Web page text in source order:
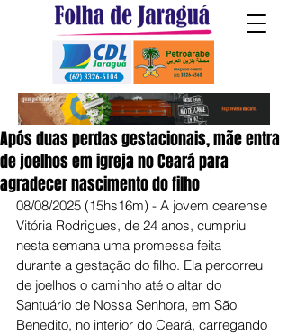
Após duas perdas gestacionais, mãe entra
de joelhos em igreja no Ceará para
agradecer nascimento do filho
08/08/2025 (15hs16m) - A jovem cearense
Vitória Rodrigues, de 24 anos, cumpriu
nesta semana uma promessa feita
durante a gestação do filho. Ela percorreu
de joelhos o caminho até o altar do
Santuário de Nossa Senhora, em São
Benedito, no interior do Ceará, carregando